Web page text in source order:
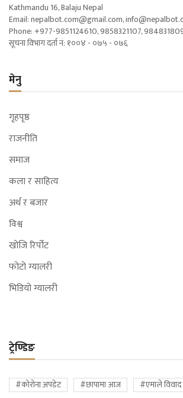
Kathmandu 16, Balaju Nepal
Email:nepalbot.com@gmail.com,
Phone: +977-9851124610, 9858321107,
सूचना विभाग दर्ता नं: १००४ - ०७५ - ०७६
मेनु
गृहपृष्ठ
राजनीति
समाज
कला र साहित्य
अर्थ र बजार
विश्व
खोजि रिर्पोट
फोटो ग्यालरी
भिडियो ग्यालरी
ट्रेण्डिङ
#कोरोना अपडेट #छापामा आज #एमाले विवाद